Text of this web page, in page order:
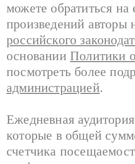
можете обратиться на
произведений авторы
российского
основании Политики
посмотреть более
администрацией.
Ежедневная
которые в общей
счетчика